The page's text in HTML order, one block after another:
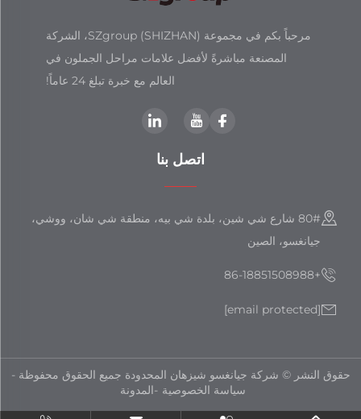
مرحباً بكم في مجموعة SZgroup (SHIZHAN)، الشركة
المصنعة مباشرةً لأفضل علامات مراحل الجملون في
العالم مع خبرة تبلغ 24 عاماً!
اتصل بنا
80# شارع شي شين، بلدة شي بيه، منطقة شي شان، ووشي،
جيانغسو، الصين
+86-18851508988
[email protected]
حقوق النشر © شركة جيانغسو شيزهان المحدودة جميع الحقوق محفوظة -
سياسة الخصوصية -المدونة